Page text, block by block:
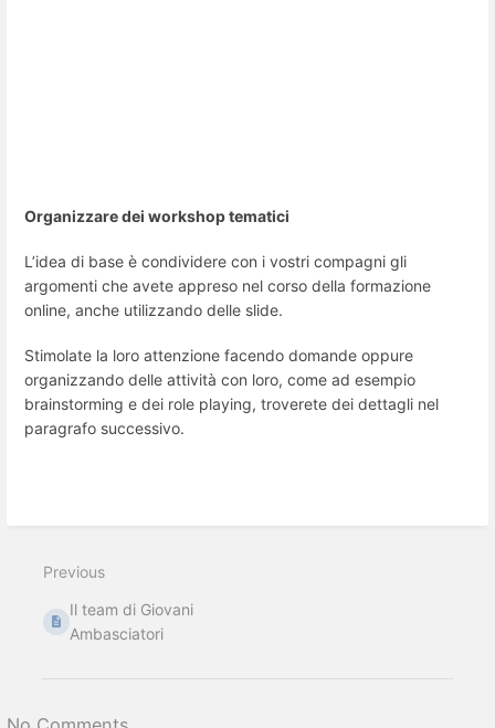
Organizzare dei workshop tematici
L’idea di base è condividere con i vostri compagni gli
argomenti che avete appreso nel corso della formazione
online, anche utilizzando delle slide.
Stimolate la loro attenzione facendo domande oppure
organizzando delle attività con loro, come ad esempio
brainstorming e dei role playing, troverete dei dettagli nel
paragrafo successivo.
mode
Previous
Il team di Giovani
Ambasciatori